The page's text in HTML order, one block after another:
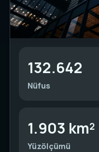
132.642
Nüfus
1.903 km²
Yüzölçümü